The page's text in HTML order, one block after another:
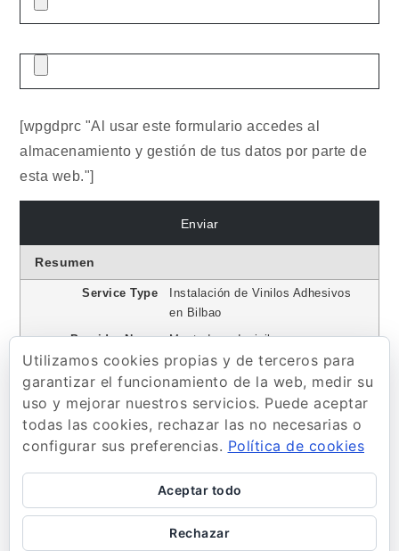
[wpgdprc "Al usar este formulario accedes al
almacenamiento y gestión de tus datos por parte de
esta web."]
Resumen
Service Type
Instalación de Vinilos Adhesivos
en Bilbao
Provider Name
Montadoresdevinilo.com,
Telephone No.600796436
Area
Bilbao
Descripción
Contamos con los mejores
instaladores de vinilo en Bilbao
para cualquier tipo de trabajo
Utilizamos cookies propias y de terceros para
garantizar el funcionamiento de la web, medir su
uso y mejorar nuestros servicios. Puede aceptar
todas las cookies, rechazar las no necesarias o
configurar sus preferencias. Política de cookies
Aceptar todo
Rechazar